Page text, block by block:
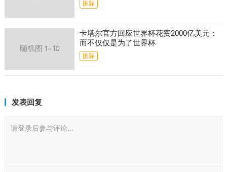
国际
卡塔尔官方回应世界杯花费2000亿美元：
而不仅仅是为了世界杯
国际
发表回复
请登录后参与评论...